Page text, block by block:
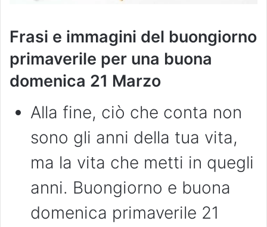
Frasi e immagini del buongiorno
primaverile per una buona
domenica 21 Marzo
Alla fine, ciò che conta non
sono gli anni della tua vita,
ma la vita che metti in quegli
anni. Buongiorno e buona
domenica primaverile 21